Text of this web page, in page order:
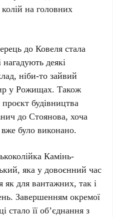
на головних
до Ковеля стала
деякі
ніби-то зайвий
у Рожищах. Також
будівництва
до Стоянова, хоча
було виконано.
Камінь-
яка у довоєнний час
як для вантажних, так і
Завершенням окремої
стало її об’єднання з